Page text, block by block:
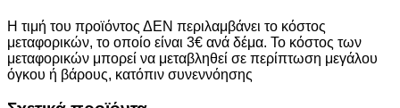
Η τιμή του προϊόντος ΔΕΝ περιλαμβάνει το κόστος
μεταφορικών, το οποίο είναι 3€ ανά δέμα. Το κόστος των
μεταφορικών μπορεί να μεταβληθεί σε περίπτωση μεγάλου
όγκου ή βάρους, κατόπιν συνεννόησης